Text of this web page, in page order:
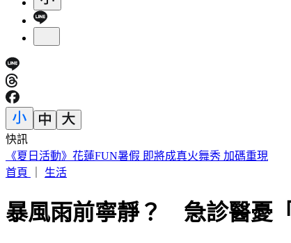
快訊
《夏日活動》花蓮FUN暑假 即將成真火舞秀 加碼重現
首頁
生活
暴風雨前寧靜？ 急診醫憂